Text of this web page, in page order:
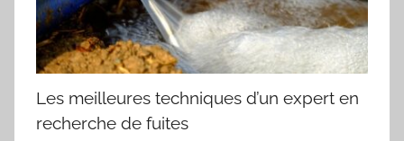
Les meilleures techniques d’un expert en
recherche de fuites